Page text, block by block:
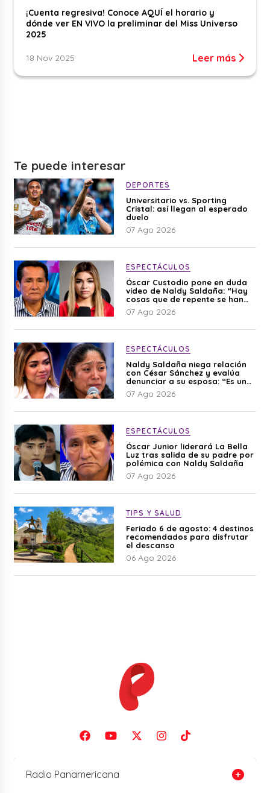
¡Cuenta regresiva! Conoce AQUÍ el horario y
dónde ver EN VIVO la preliminar del Miss Universo
2025
18 Nov 2025 Leer más
Te puede interesar
DEPORTES
Universitario vs. Sporting
Cristal: así llegan al esperado
duelo
07 Ago 2026
ESPECTÁCULOS
Óscar Custodio pone en duda
video de Naldy Saldaña: “Hay
cosas que de repente se han
editado”
07 Ago 2026
ESPECTÁCULOS
Naldy Saldaña niega relación
con César Sánchez y evalúa
denunciar a su esposa: “Es una
difamación”
07 Ago 2026
ESPECTÁCULOS
Óscar Junior liderará La Bella
Luz tras salida de su padre por
polémica con Naldy Saldaña
07 Ago 2026
TIPS Y SALUD
Feriado 6 de agosto: 4 destinos
recomendados para disfrutar
el descanso
06 Ago 2026
Radio Panamericana